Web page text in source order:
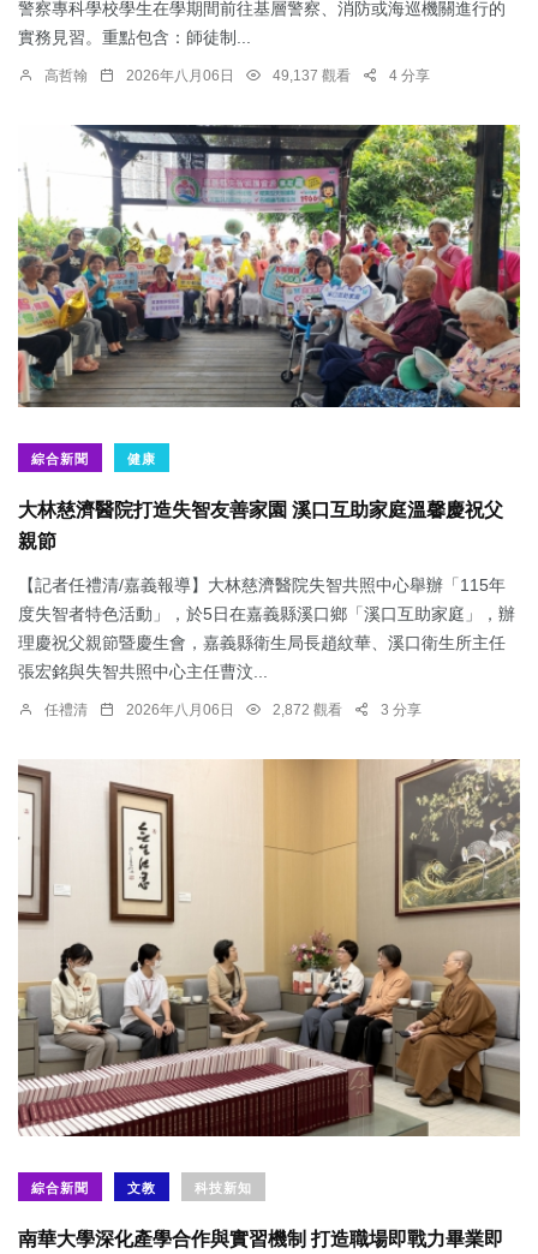
警察專科學校學生在學期間前往基層警察、消防或海巡機關進行的
實務見習。重點包含：師徒制...
高哲翰 2026年八月06日 49,137 觀看 4 分享
綜合新聞 健康
大林慈濟醫院打造失智友善家園 溪口互助家庭溫馨慶祝父
親節
【記者任禮清/嘉義報導】大林慈濟醫院失智共照中心舉辦「115年
度失智者特色活動」，於5日在嘉義縣溪口鄉「溪口互助家庭」，辦
理慶祝父親節暨慶生會，嘉義縣衛生局長趙紋華、溪口衛生所主任
張宏銘與失智共照中心主任曹汶...
任禮清 2026年八月06日 2,872 觀看 3 分享
綜合新聞 文教 科技新知
南華大學深化產學合作與實習機制 打造職場即戰力畢業即